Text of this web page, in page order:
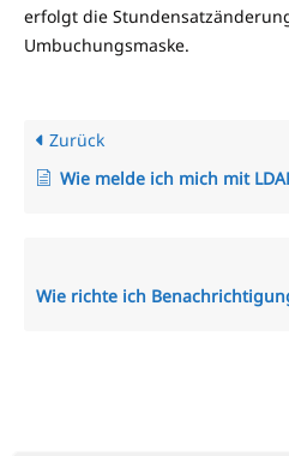
erfolgt die
Umbuchungsmaske.
Zurück
Wie melde ich mich mit